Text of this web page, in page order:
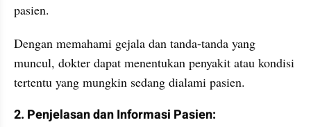
pasien.
Dengan memahami gejala dan tanda-tanda yang
muncul, dokter dapat menentukan penyakit atau kondisi
tertentu yang mungkin sedang dialami pasien.
2. Penjelasan dan Informasi Pasien: